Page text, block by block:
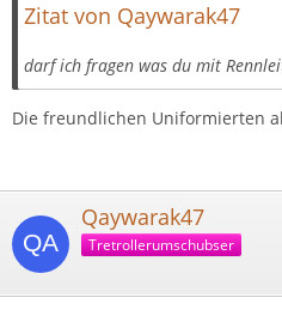
Zitat von Qaywarak47
darf ich fragen was du mit
Die freundlichen Uniformierten
Qaywarak47
Tretrollerumschubser